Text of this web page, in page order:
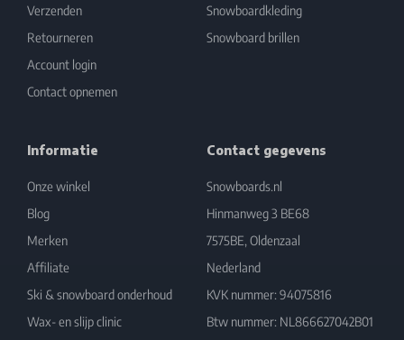
Verzenden
Retourneren
Account login
Contact opnemen
Snowboardkleding
Snowboard brillen
Informatie
Onze winkel
Blog
Merken
Affiliate
Ski & snowboard onderhoud
Wax- en slijp clinic
Contact gegevens
Snowboards.nl
Hinmanweg 3 BE68
7575BE, Oldenzaal
Nederland
KVK nummer: 94075816
Btw nummer: NL866627042B01